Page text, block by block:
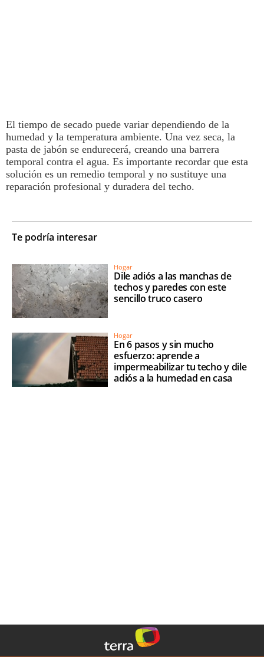
El tiempo de secado puede variar dependiendo de la
humedad y la temperatura ambiente. Una vez seca, la
pasta de jabón se endurecerá, creando una barrera
temporal contra el agua. Es importante recordar que esta
solución es un remedio temporal y no sustituye una
reparación profesional y duradera del techo.
Te podría interesar
Hogar
Dile adiós a las manchas de
techos y paredes con este
sencillo truco casero
Hogar
En 6 pasos y sin mucho
esfuerzo: aprende a
impermeabilizar tu techo y dile
adiós a la humedad en casa